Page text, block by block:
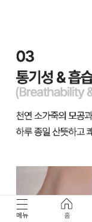
메뉴 홈